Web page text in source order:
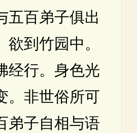
五百弟子俱出
欲到竹园中。
经行。身色光
。非世俗所可
弟子自相与语